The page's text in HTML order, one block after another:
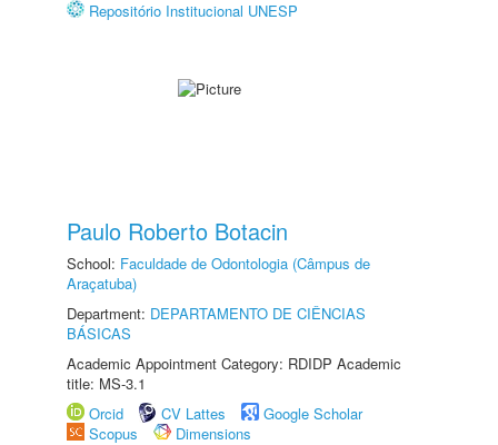
Repositório Institucional UNESP
Paulo Roberto Botacin
School: Faculdade de Odontologia (Câmpus de
Araçatuba)
Department: DEPARTAMENTO DE CIÊNCIAS
BÁSICAS
Academic Appointment Category: RDIDP Academic
title: MS-3.1
Orcid
CV Lattes
Google Scholar
Scopus
Dimensions